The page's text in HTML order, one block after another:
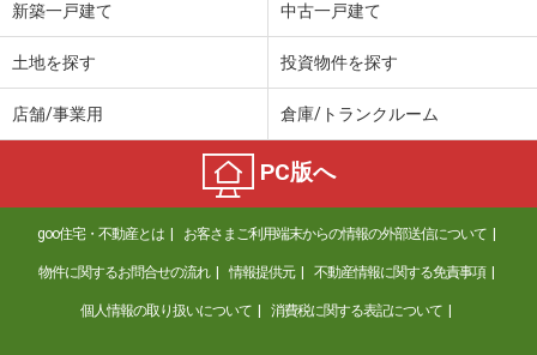
新築一戸建て 中古一戸建て
土地を探す 投資物件を探す
店舗/事業用 倉庫/トランクルーム
PC版へ
goo住宅・不動産とは お客さまご利用端末からの情報の外部送信について
物件に関するお問合せの流れ 情報提供元 不動産情報に関する免責事項
個人情報の取り扱いについて 消費税に関する表記について